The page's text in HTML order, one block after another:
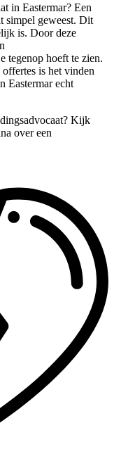
in Eastermar? Een
simpel geweest. Dit
is. Door deze
tegenop hoeft te zien.
is het vinden
Eastermar echt
Kijk
over een